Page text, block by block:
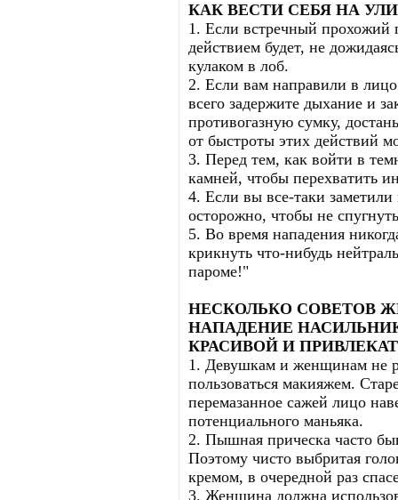
КАК ВЕСТИ СЕБЯ НА
1. Если встречный прохожий
действием будет, не
кулаком в лоб.
2. Если вам направили в
всего задержите дыхание и
противогазную сумку,
от быстроты этих действий
3. Перед тем, как войти в
камней, чтобы перехватить
4. Если вы все-таки
осторожно, чтобы не
5. Во время нападения
крикнуть что-нибудь
пароме!"
НЕСКОЛЬКО СОВЕТОВ
НАПАДЕНИЕ
КРАСИВОЙ И
1. Девушкам и женщинам не
пользоваться макияжем.
перемазанное сажей лицо
потенциального маньяка.
2. Пышная прическа часто
Поэтому чисто выбритая
кремом, в очередной раз
3. Женщина должна